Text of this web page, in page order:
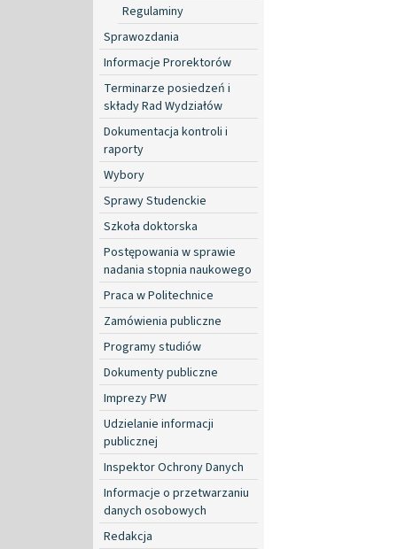
Regulaminy
Sprawozdania
Informacje Prorektorów
Terminarze posiedzeń i
składy Rad Wydziałów
Dokumentacja kontroli i
raporty
Wybory
Sprawy Studenckie
Szkoła doktorska
Postępowania w sprawie
nadania stopnia naukowego
Praca w Politechnice
Zamówienia publiczne
Programy studiów
Dokumenty publiczne
Imprezy PW
Udzielanie informacji
publicznej
Inspektor Ochrony Danych
Informacje o przetwarzaniu
danych osobowych
Redakcja